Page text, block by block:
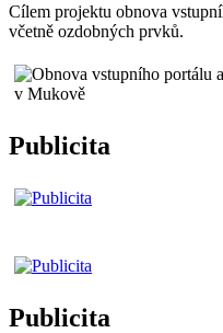
Cílem projektu obnova
včetně ozdobných prvků.
Publicita
Publicita